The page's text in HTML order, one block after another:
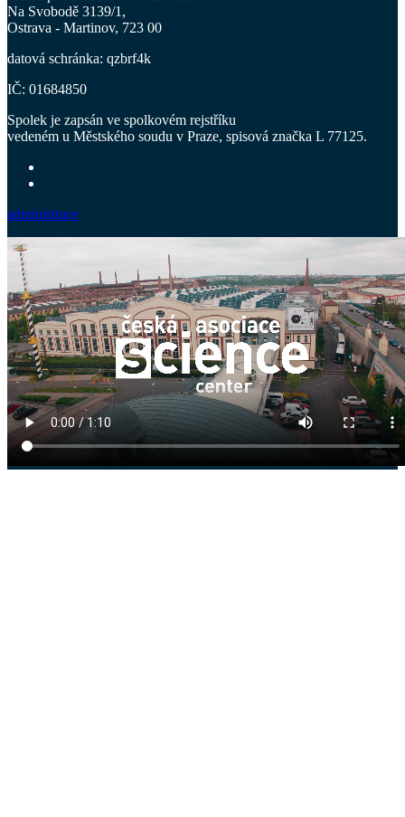
Na Svobodě 3139/1,
Ostrava - Martinov, 723 00
datová schránka: qzbrf4k
IČ: 01684850
Spolek je zapsán ve spolkovém rejstříku
vedeném u Městského soudu v Praze, spisová značka L 77125.
administrace